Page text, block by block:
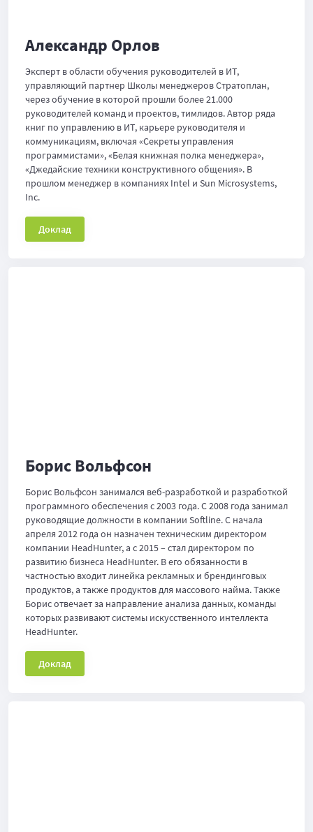
Александр Орлов
Эксперт в области обучения руководителей в ИТ,
управляющий партнер Школы менеджеров Стратоплан,
через обучение в которой прошли более 21.000
руководителей команд и проектов, тимлидов. Автор ряда
книг по управлению в ИТ, карьере руководителя и
коммуникациям, включая «Секреты управления
программистами», «Белая книжная полка менеджера»,
«Джедайские техники конструктивного общения». В
прошлом менеджер в компаниях Intel и Sun Microsystems,
Inc.
Доклад
Борис Вольфсон
Борис Вольфсон занимался веб-разработкой и разработкой
программного обеспечения с 2003 года. С 2008 года занимал
руководящие должности в компании Softline. С начала
апреля 2012 года он назначен техническим директором
компании HeadHunter, а с 2015 – стал директором по
развитию бизнеса HeadHunter. В его обязанности в
частностью входит линейка рекламных и брендинговых
продуктов, а также продуктов для массового найма. Также
Борис отвечает за направление анализа данных, команды
которых развивают системы искусственного интеллекта
HeadHunter.
Доклад